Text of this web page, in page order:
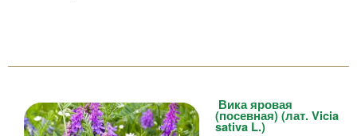
Вика яровая
(посевная) (лат. Vicia
sativa L.)